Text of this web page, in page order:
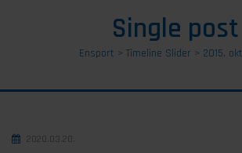
Single post
Ensport > Timeline Slider > 2015.
2020.03.20.